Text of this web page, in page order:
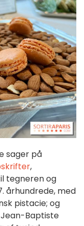
sager på
,
tegneren og
århundrede, med
pistacie; og
Baptiste